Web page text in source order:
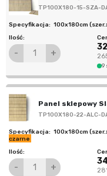
TP100X180-15-SZA-
100x180cm
- +
9
Panel sklepowy
TP100X180-22-ALC-
100x180cm
czarne
- +